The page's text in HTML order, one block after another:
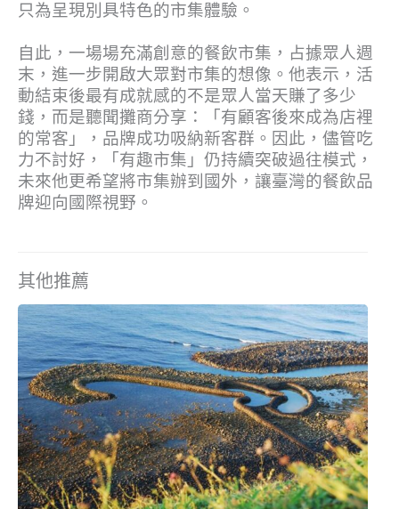
只為呈現別具特色的市集體驗。
自此，一場場充滿創意的餐飲市集，占據眾人週
末，進一步開啟大眾對市集的想像。他表示，活
動結束後最有成就感的不是眾人當天賺了多少
錢，而是聽聞攤商分享：「有顧客後來成為店裡
的常客」，品牌成功吸納新客群。因此，儘管吃
力不討好，「有趣市集」仍持續突破過往模式，
未來他更希望將市集辦到國外，讓臺灣的餐飲品
牌迎向國際視野。
其他推薦